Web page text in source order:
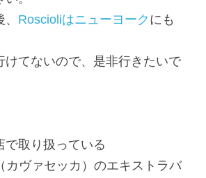
Roscioliはニューヨーク にも
けてないので、是非行きたいで
で取り扱っている
カヴァセッカ）のエキストラバ